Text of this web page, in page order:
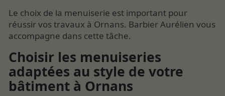
Le choix de la menuiserie est important pour
réussir vos travaux à Ornans. Barbier Aurélien vous
accompagne dans cette tâche.
Choisir les menuiseries
adaptées au style de votre
bâtiment à Ornans